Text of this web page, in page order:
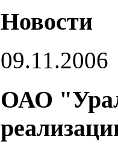
Новости
09.11.2006
ОАО